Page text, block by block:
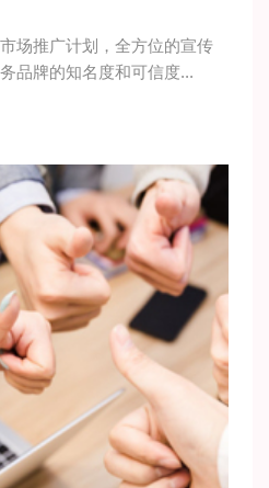
场推广计划，全方位的宣传
品牌的知名度和可信度...